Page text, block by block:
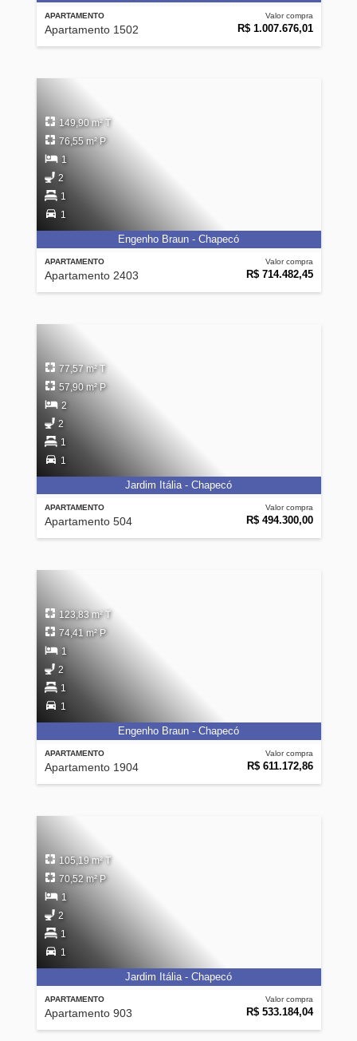
APARTAMENTO
Apartamento 1502
Valor compra
R$ 1.007.676,01
APARTAMENTO
Apartamento 2403
Valor compra
R$ 714.482,45
149,90 m² T
76,55 m² P
1
2
1
1
Engenho Braun - Chapecó
APARTAMENTO
Apartamento 504
Valor compra
R$ 494.300,00
77,57 m² T
57,90 m² P
2
2
1
1
Jardim Itália - Chapecó
APARTAMENTO
Apartamento 1904
Valor compra
R$ 611.172,86
123,83 m² T
74,41 m² P
1
2
1
1
Engenho Braun - Chapecó
APARTAMENTO
Apartamento 903
Valor compra
R$ 533.184,04
105,19 m² T
70,52 m² P
1
2
1
1
Jardim Itália - Chapecó